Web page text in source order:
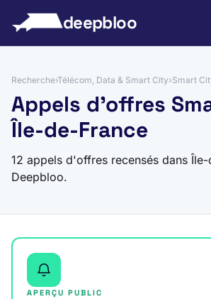
deepbloo
Recherche›Télécom, Data & Smart City›Smart
Appels d'offres
Île-de-France
12 appels d'offres recensés dans
Deepbloo.
APERÇU PUBLIC